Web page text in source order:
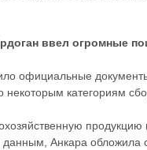
ввел огромные
официальные
категориям
продукцию
Анкара обложила